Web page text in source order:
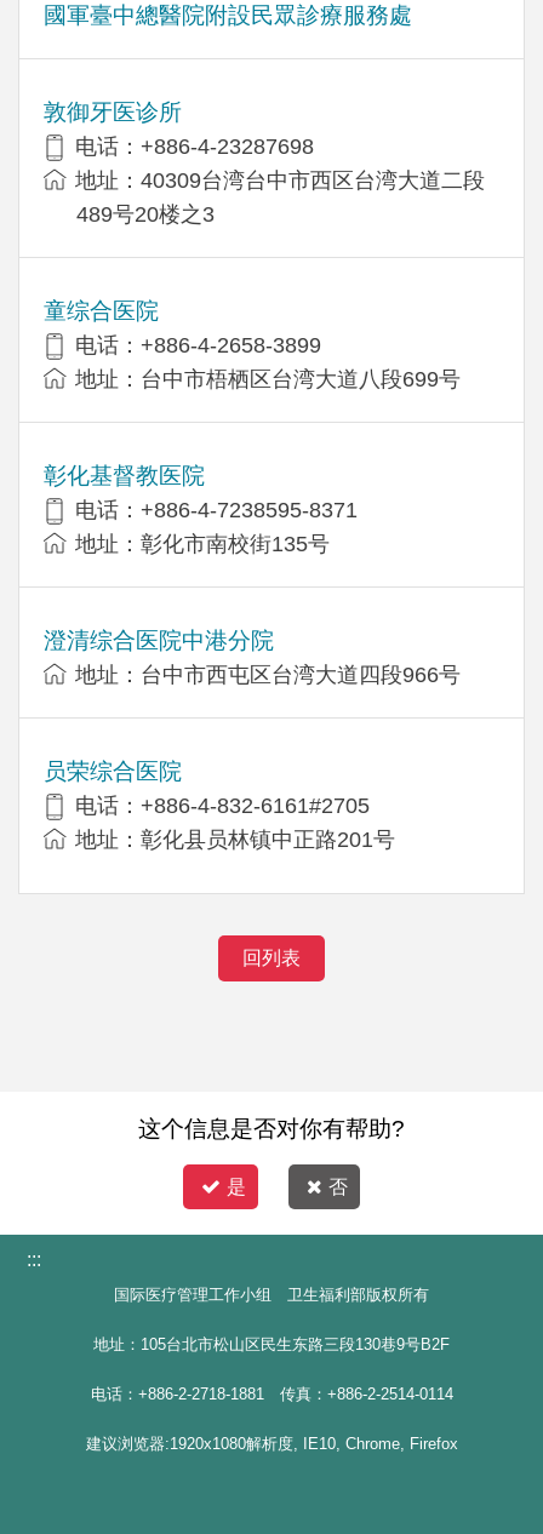
國軍臺中總醫院附設民眾診療服務處
敦御牙医诊所
电话：+886-4-23287698
地址：40309台湾台中市西区台湾大道二段
489号20楼之3
童综合医院
电话：+886-4-2658-3899
地址：台中市梧栖区台湾大道八段699号
彰化基督教医院
电话：+886-4-7238595-8371
地址：彰化市南校街135号
澄清综合医院中港分院
地址：台中市西屯区台湾大道四段966号
员荣综合医院
电话：+886-4-832-6161#2705
地址：彰化县员林镇中正路201号
回列表
这个信息是否对你有帮助?
是 否
:::
国际医疗管理工作小组 卫生福利部版权所有
地址：105台北市松山区民生东路三段130巷9号B2F
电话：+886-2-2718-1881 传真：+886-2-2514-0114
建议浏览器:1920x1080解析度, IE10, Chrome, Firefox